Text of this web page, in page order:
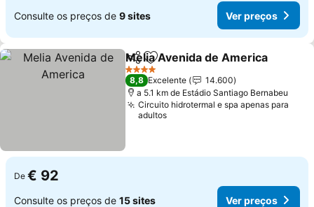
Consulte os preços de 9 sites Ver preços
PartilharAdicionar aos favoritos
Melia Avenida de America
4 Estrelas
8,8 Excelente
14.600
a 5.1 km de Estádio Santiago Bernabeu
Circuito hidrotermal e spa apenas para
adultos
De € 92
Consulte os preços de 15 sites Ver preços